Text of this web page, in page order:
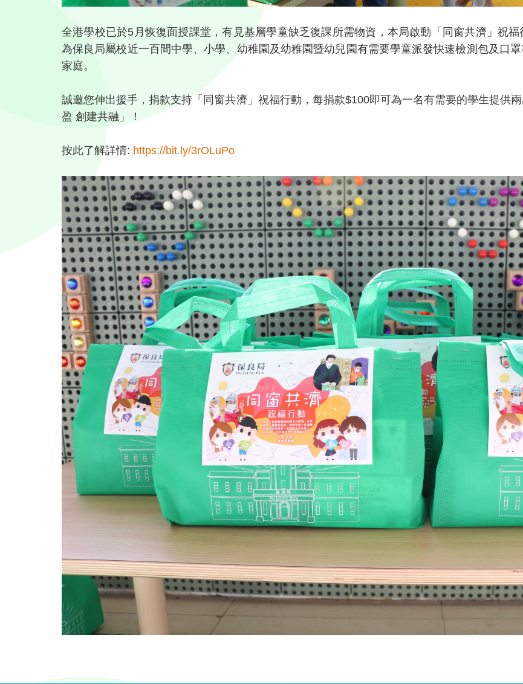
全港學校已於5月恢復面授課堂，有見基層學童缺乏復課所需物資，本局啟動「同窗共濟」祝
為保良局屬校近一百間中學、小學、幼稚園及幼稚園暨幼兒園有需要學童派發快速檢測包及口
家庭。
誠邀您伸出援手，捐款支持「同窗共濟」祝福行動，每捐款$100即可為一名有需要的學生提供
盈 創建共融」！
按此了解詳情: https://bit.ly/3rOLuPo